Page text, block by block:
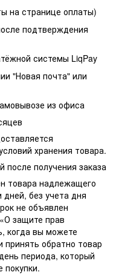
на странице оплаты)
подтверждения
системы LiqPay
"Новая почта" или
из офиса
хранения товара.
после получения заказа
товара надлежащего
без учета дня
не объявлен
защите прав
когда вы можете
принять обратно товар
периода, который